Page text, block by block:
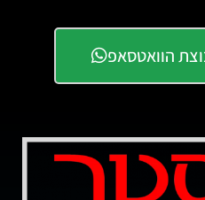
הוואטסאפ